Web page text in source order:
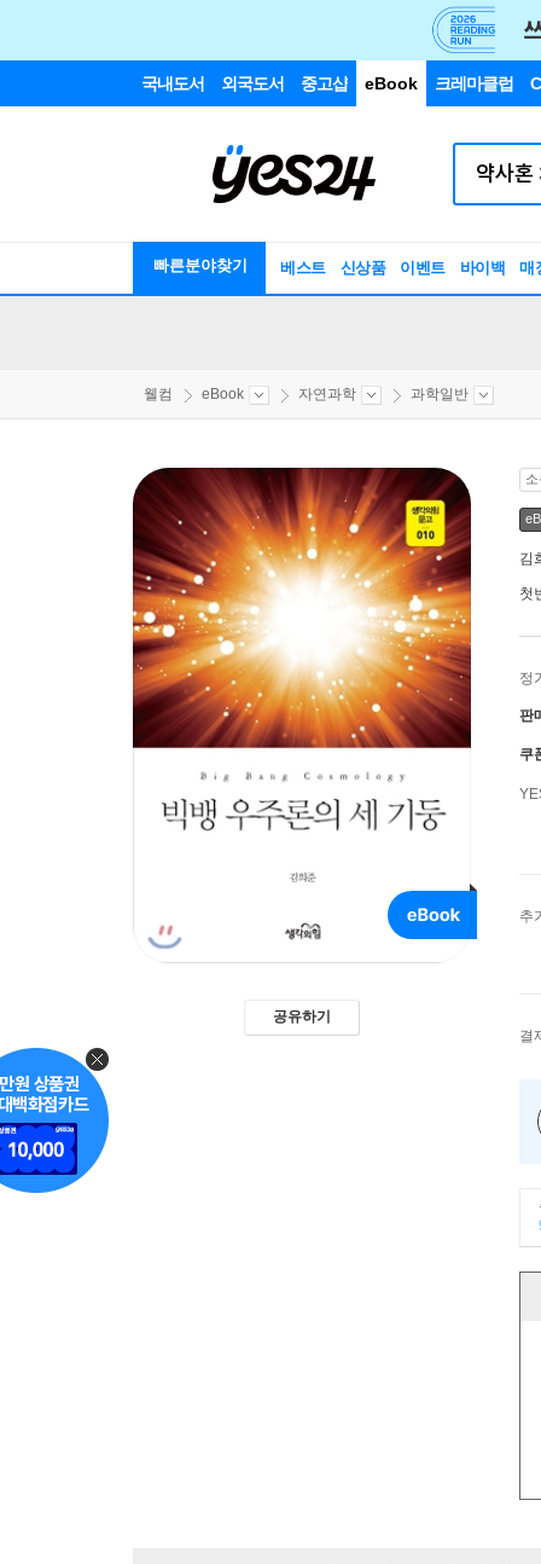
국내도서 외국도서 중고샵 eBook 크레마클럽
빠른분야찾기 베스트 신상품 이벤트 바이백 매
웰컴 eBook 자연과학 과학일반
공유하기
김
첫
정
판
쿠
추
결